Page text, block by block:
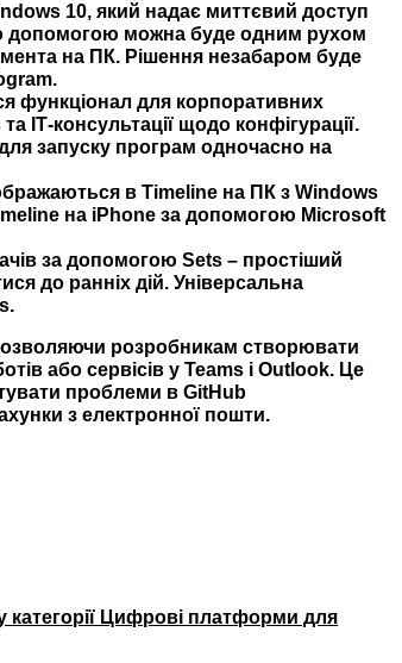
10, який надає миттєвий доступ
допомогою можна буде одним рухом
на ПК. Рішення незабаром буде
функціонал для корпоративних
ІТ-консультації щодо конфігурації.
запуску програм одночасно на
вTimeline на ПК з Windows
на iPhone за допомогою Microsoft
за допомогоюSets – простіший
до ранніх дій. Універсальна
розробникам створювати
або сервісів у Teams і Outlook. Це
проблеми в GitHub
з електронної пошти.
Цифрові платформи для